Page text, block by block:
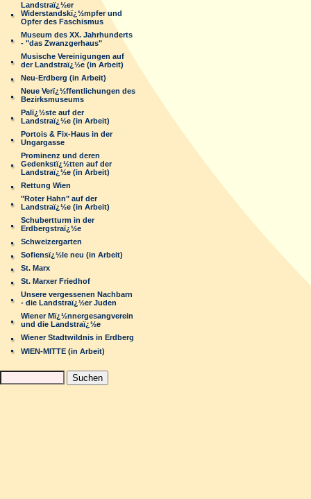
Landstraï¿½er
Widerstandskï¿½mpfer und
Opfer des Faschismus
Museum des XX. Jahrhunderts
- "das Zwanzgerhaus"
Musische Vereinigungen auf
der Landstraï¿½e (in Arbeit)
Neu-Erdberg (in Arbeit)
Neue Verï¿½ffentlichungen des
Bezirksmuseums
Palï¿½ste auf der
Landstraï¿½e (in Arbeit)
Portois & Fix-Haus in der
Ungargasse
Prominenz und deren
Gedenkstï¿½tten auf der
Landstraï¿½e (in Arbeit)
Rettung Wien
"Roter Hahn" auf der
Landstraï¿½e (in Arbeit)
Schubertturm in der
Erdbergstraï¿½e
Schweizergarten
Sofiensï¿½le neu (in Arbeit)
St. Marx
St. Marxer Friedhof
Unsere vergessenen Nachbarn
- die Landstraï¿½er Juden
Wiener Mï¿½nnergesangverein
und die Landstraï¿½e
Wiener Stadtwildnis in Erdberg
WIEN-MITTE (in Arbeit)